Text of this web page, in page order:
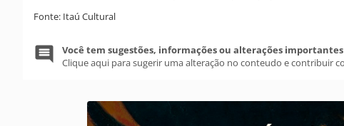
Fonte: Itaú Cultural
Você tem sugestões, informações ou alterações
Clique aqui para sugerir uma alteração no conteudo e contribuir